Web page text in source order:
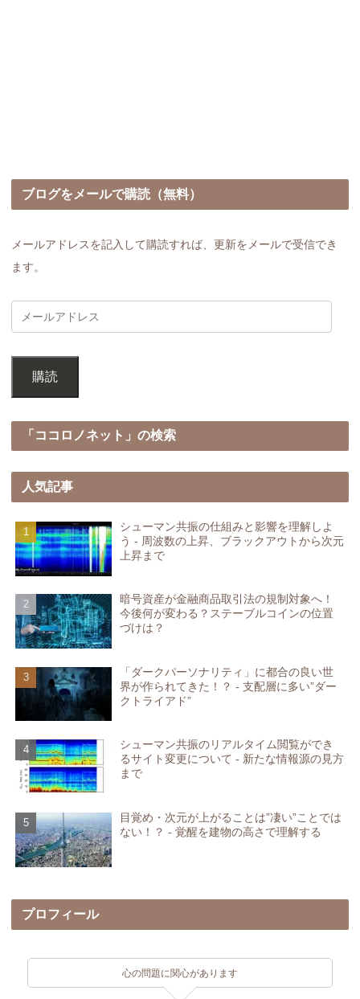
ブログをメールで購読（無料）
メールアドレスを記入して購読すれば、更新をメールで受信でき
ます。
購読
「ココロノネット」の検索
人気記事
シューマン共振の仕組みと影響を理解しよ
う - 周波数の上昇、ブラックアウトから次元
上昇まで
暗号資産が金融商品取引法の規制対象へ！
今後何が変わる？ステーブルコインの位置
づけは？
「ダークパーソナリティ」に都合の良い世
界が作られてきた！？ - 支配層に多い”ダー
クトライアド”
シューマン共振のリアルタイム閲覧ができ
るサイト変更について - 新たな情報源の見方
まで
目覚め・次元が上がることは”凄い”ことでは
ない！？ - 覚醒を建物の高さで理解する
プロフィール
心の問題に関心があります